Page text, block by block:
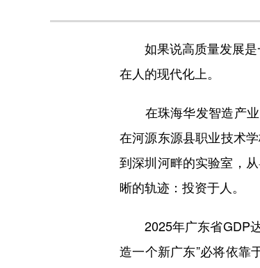
如果说高质量发展是一
在人的现代化上。
在珠海华发智造产业园
在河源东源县职业技术
到深圳河畔的实验室，
晰的轨迹：投资于人。
2025年广东省GDP达
造一个新广东”必将依靠